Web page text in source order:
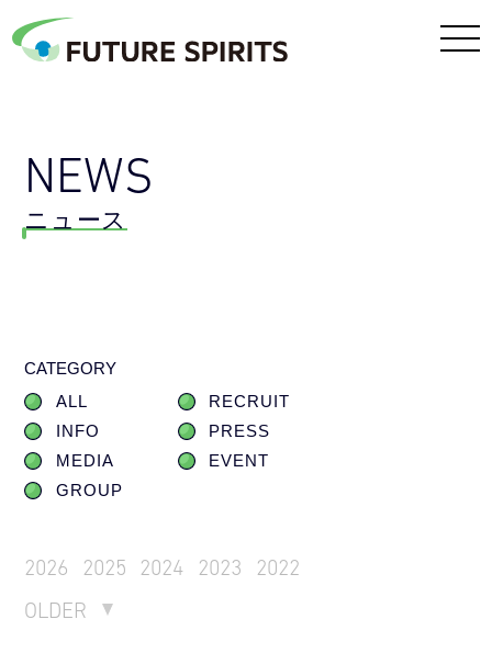
NEWS
ニュース
CATEGORY
ALL
RECRUIT
INFO
PRESS
MEDIA
EVENT
GROUP
2026 2025 2024 2023
2022
OLDER